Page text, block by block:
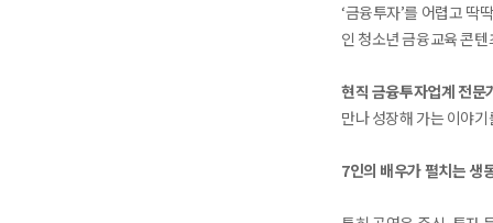
‘금융투자’를 어렵고 딱
인 청소년 금융교육 콘
현직 금융투자업계 전문
만나 성장해 가는 이야기
7인의 배우가 펼치는 생